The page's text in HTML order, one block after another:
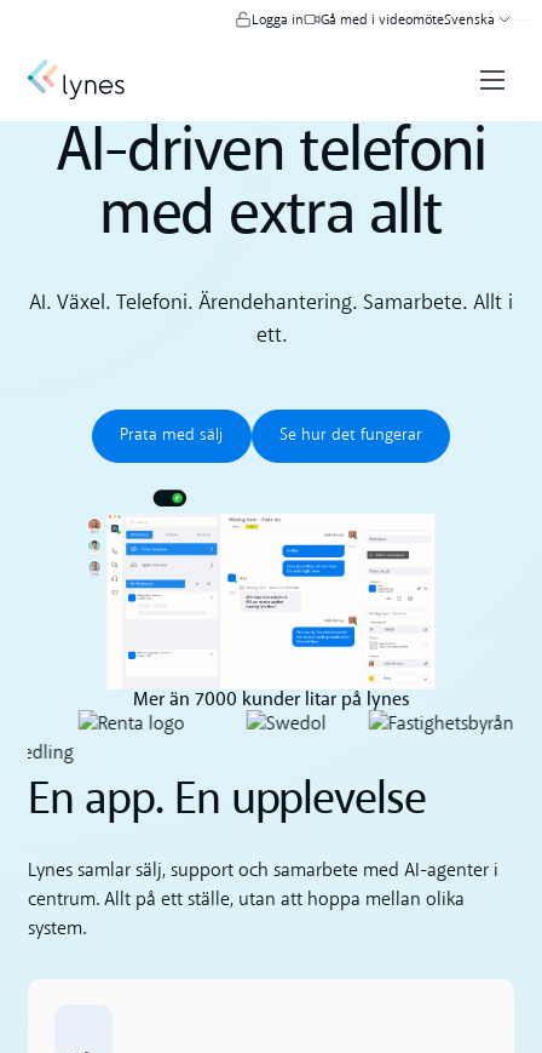
Logga in Gå med i videomöteSvenska
AI-driven telefoni
med extra allt
AI. Växel. Telefoni. Ärendehantering. Samarbete. Allt i
ett.
Prata med sälj
Prata med sälj
Se hur det fungerar
Se hur det fungerar
Mer än 7000 kunder litar på lynes
En app. En upplevelse
Lynes samlar sälj, support och samarbete med AI-agenter i
centrum. Allt på ett ställe, utan att hoppa mellan olika
system.